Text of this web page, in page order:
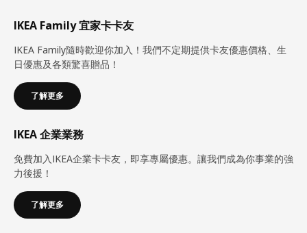
IKEA Family 宜家卡卡友
IKEA Family隨時歡迎你加入！我們不定期提供卡友優惠價格、生
日優惠及各類驚喜贈品！
了解更多
IKEA 企業業務
免費加入IKEA企業卡卡友，即享專屬優惠。讓我們成為你事業的強
力後援！
了解更多